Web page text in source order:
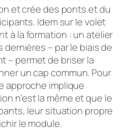
et crée des ponts et du
Idem sur le volet
à la formation : un atelier
– par le biais de
– permet de briser la
un cap commun. Pour
approche implique
n’est la même et que le
leur situation propre
le module.